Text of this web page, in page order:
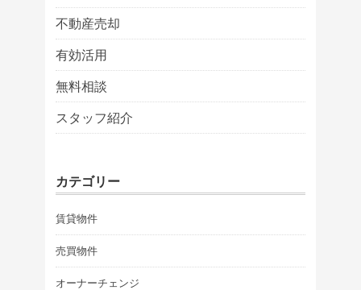
不動産売却
有効活用
無料相談
スタッフ紹介
カテゴリー
賃貸物件
売買物件
オーナーチェンジ